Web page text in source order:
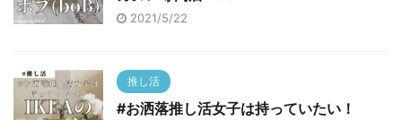
2021/5/22
推し活
#お洒落推し活女子は持っていたい！